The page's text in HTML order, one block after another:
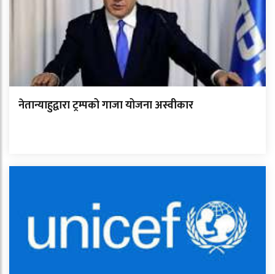
नेतान्याहुद्वारा ट्रम्पको गाजा योजना अस्वीकार